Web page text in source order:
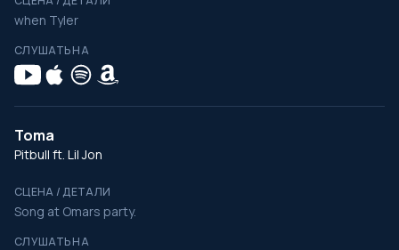
when Tyler
СЛУШАТЬ НА
Toma
Pitbull ft. Lil Jon
СЦЕНА / ДЕТАЛИ
Song at Omars party.
СЛУШАТЬ НА